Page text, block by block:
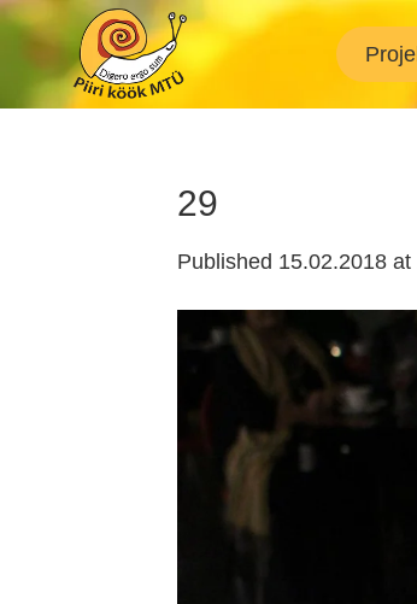
Skip
content
29
Published 15.02.2018 at